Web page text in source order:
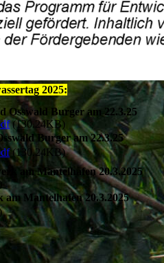
2025:
Osswald Burger am 22.3.25
(130.24KB)
Burger am 22.3.25
(130.24KB)
am Mantelhafen 20.3.2025
Mantelhafen 20.3.2025